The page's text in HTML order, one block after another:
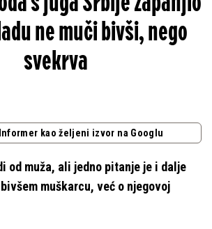
ne muči bivši, nego
svekrva
kao željeni izvor na Googlu
od muža, ali jedno pitanje je i dalje
muškarcu, već o njegovoj